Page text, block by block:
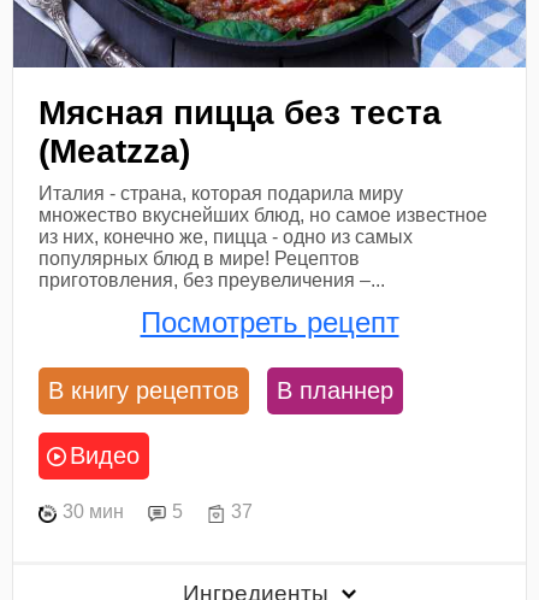
Мясная пицца без теста
(Meatzza)
Италия - страна, которая подарила миру
множество вкуснейших блюд, но самое известное
из них, конечно же, пицца - одно из самых
популярных блюд в мире! Рецептов
приготовления, без преувеличения –...
Посмотреть рецепт
В книгу рецептов В планнер
Видео
30 мин 5 37
Ингредиенты